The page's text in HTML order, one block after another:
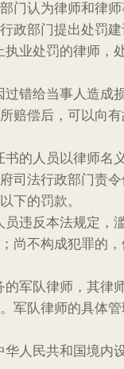
门认为律师和律
政部门提出处罚
业处罚的律师，
错给当事人造成
赔偿后，可以向
的人员以律师名
司法行政部门责
下的罚款。
违反本法规定，
尚不构成犯罪的
军队律师，其律
军队律师的具体
人民共和国境内